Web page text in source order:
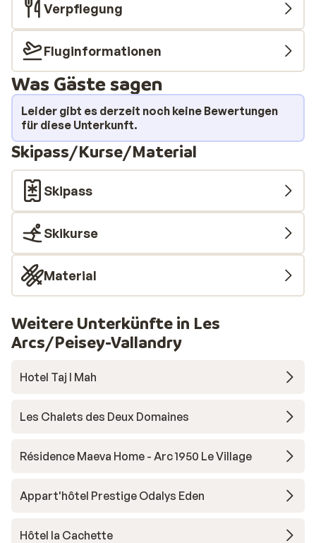
Verpflegung
Fluginformationen
Was Gäste sagen
Leider gibt es derzeit noch keine Bewertungen
für diese Unterkunft.
Skipass/Kurse/Material
Skipass
Skikurse
Material
Weitere Unterkünfte in Les
Arcs/Peisey-Vallandry
Hotel Taj I Mah
Les Chalets des Deux Domaines
Résidence Maeva Home - Arc 1950 Le Village
Appart'hôtel Prestige Odalys Eden
Hôtel la Cachette